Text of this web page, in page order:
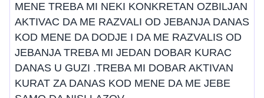
MENE TREBA MI NEKI KONKRETAN OZBILJAN
AKTIVAC DA ME RAZVALI OD JEBANJA DANAS
KOD MENE DA DODJE I DA ME RAZVALIS OD
JEBANJA TREBA MI JEDAN DOBAR KURAC
DANAS U GUZI .TREBA MI DOBAR AKTIVAN
KURAT ZA DANAS KOD MENE DA ME JEBE